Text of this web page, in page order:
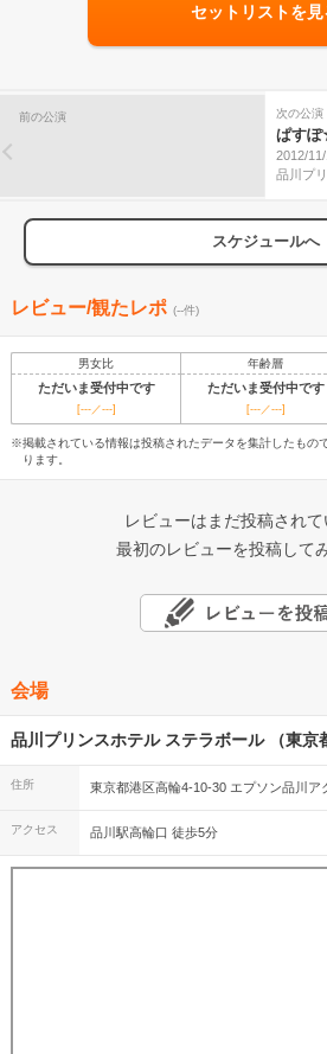
セットリストを見
前の公演 次の公演
ぱす
2012/
品川プ
スケジュールへ
レビュー/観たレポ (--件)
男女比 年齢層
ただいま受付中です ただいま受付中です
[---／---] [---／---]
※掲載されている情報は投稿されたデータを集計したもの
ります。
レビューはまだ投稿されて
最初のレビューを投稿して
会場
品川プリンスホテル ステラボール （東京
住所 東京都港区高輪4-10-30 エプソン品川ア
アクセス 品川駅高輪口 徒歩5分